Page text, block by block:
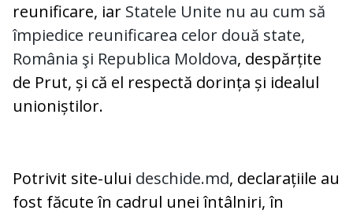
reunificare, iar Statele Unite nu au cum să
împiedice reunificarea celor două state,
România şi Republica Moldova, despărțite
de Prut, și că el respectă dorința și idealul
unioniștilor.
Potrivit site-ului deschide.md, declarațiile au
fost făcute în cadrul unei întâlniri, în